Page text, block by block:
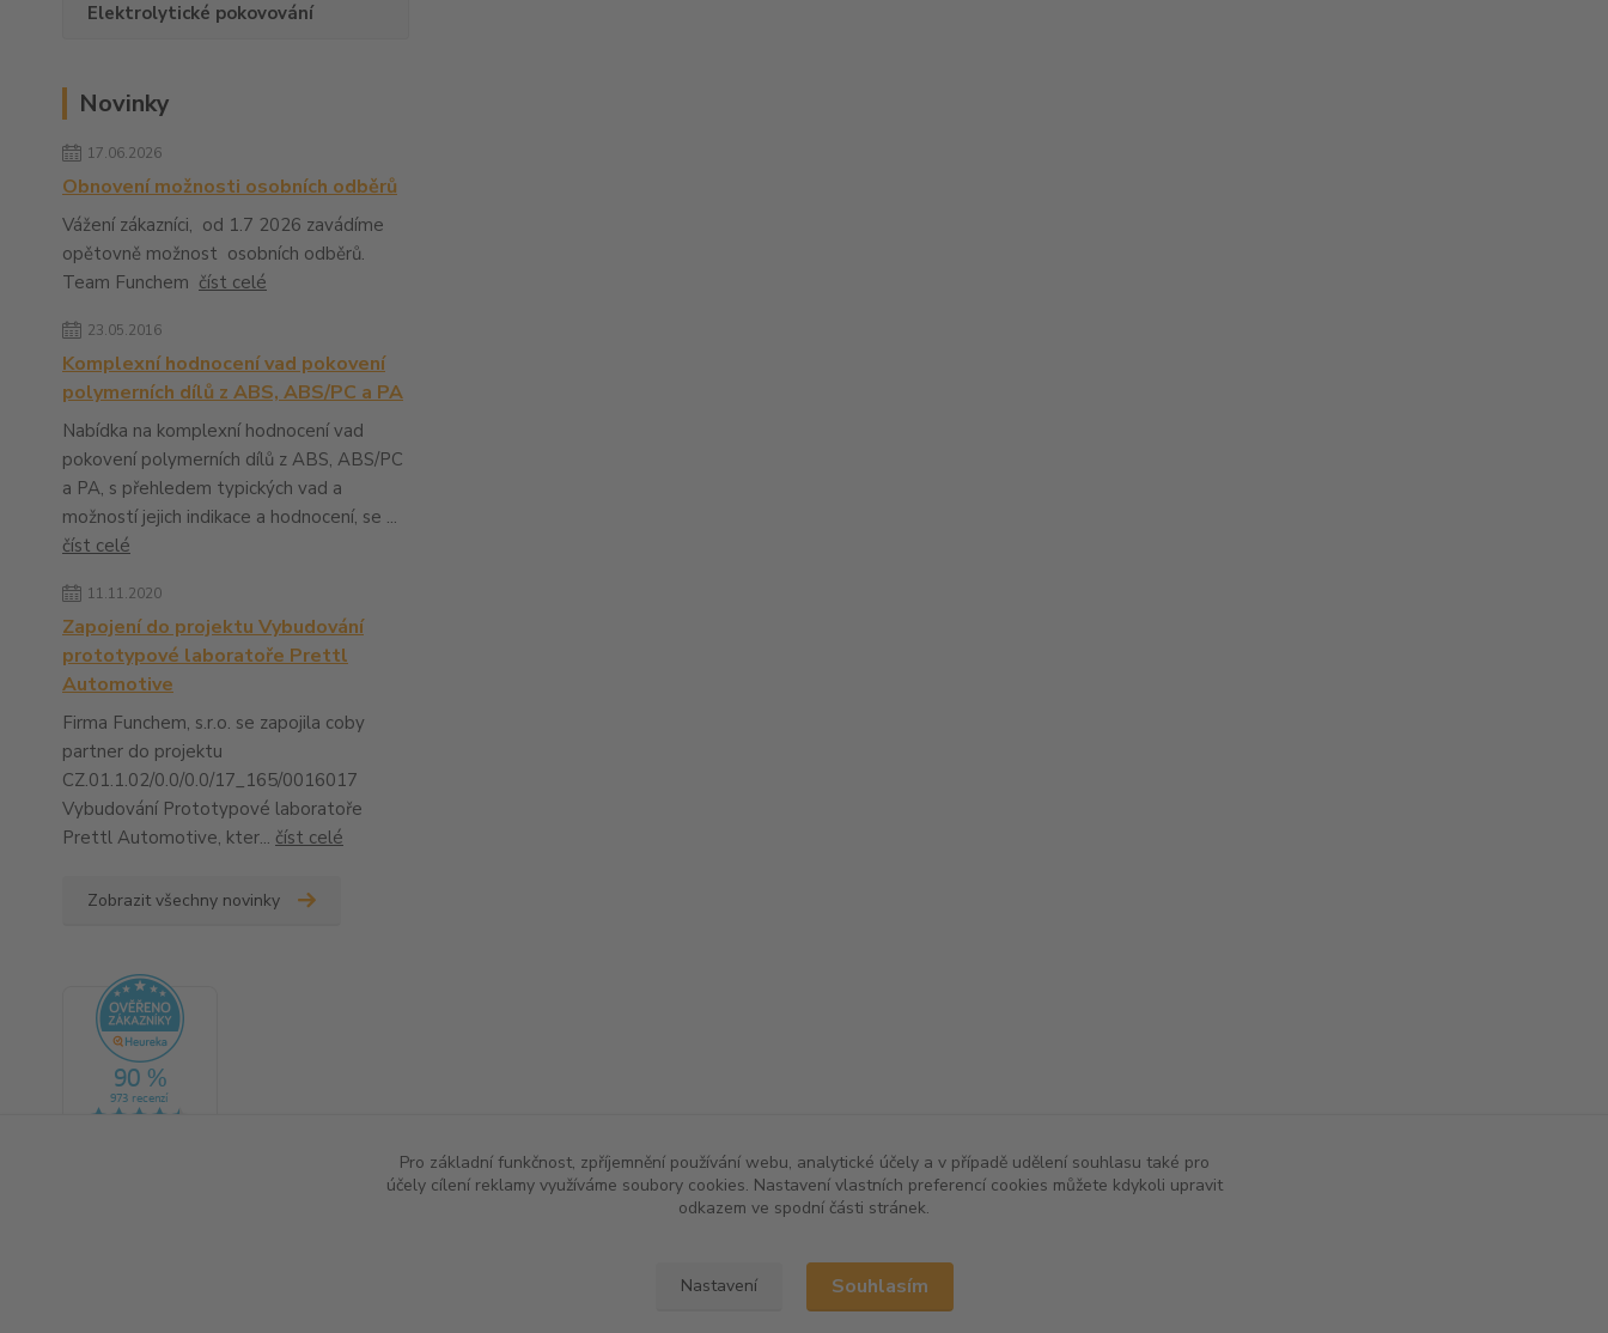
Elektrolytické pokovování
Novinky
17.06.2026
Obnovení možnosti osobních odběrů
Vážení zákazníci, od 1.7 2026 zavádíme
opětovně možnost osobních odběrů.
Team Funchem číst celé
23.05.2016
Komplexní hodnocení vad pokovení
polymerních dílů z ABS, ABS/PC a PA
Nabídka na komplexní hodnocení vad
pokovení polymerních dílů z ABS, ABS/PC
a PA, s přehledem typických vad a
možností jejich indikace a hodnocení, se ...
číst celé
11.11.2020
Zapojení do projektu Vybudování
prototypové laboratoře Prettl
Automotive
Firma Funchem, s.r.o. se zapojila coby
partner do projektu
CZ.01.1.02/0.0/0.0/17_165/0016017
Vybudování Prototypové laboratoře
Prettl Automotive, kter... číst celé
Zobrazit všechny novinky
Pro základní funkčnost, zpříjemnění používání webu, analytické účely a v případě udělení souhlasu také pro
účely cílení reklamy využíváme soubory cookies. Nastavení vlastních preferencí cookies můžete kdykoli upravit
odkazem ve spodní části stránek.
Nastavení Souhlasím